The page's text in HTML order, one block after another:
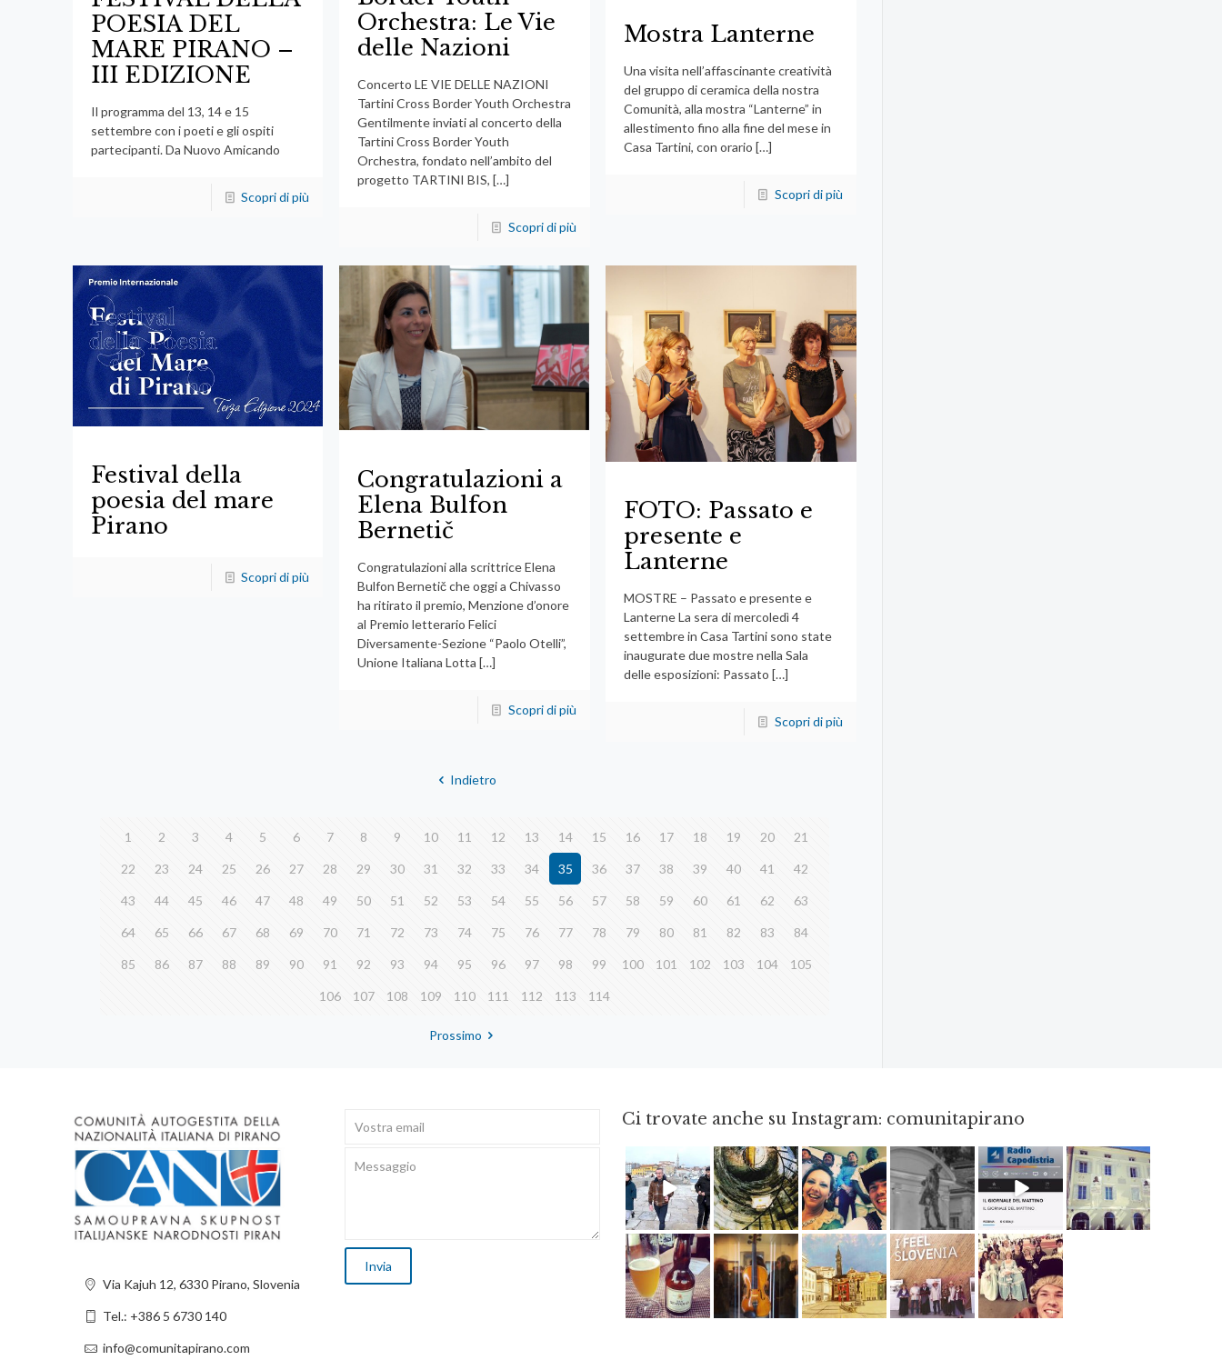
POESIA DEL
MARE PIRANO –
III EDIZIONE
Il programma del 13, 14 e 15
settembre con i poeti e gli ospiti
partecipanti. Da Nuovo Amicando
Scopri di più
Orchestra: Le Vie
delle Nazioni
Concerto LE VIE DELLE NAZIONI
Tartini Cross Border Youth Orchestra
Gentilmente inviati al concerto della
Tartini Cross Border Youth
Orchestra, fondato nell’ambito del
progetto TARTINI BIS, […]
Scopri di più
Mostra Lanterne
Una visita nell’affascinante creatività
del gruppo di ceramica della nostra
Comunità, alla mostra “Lanterne” in
allestimento fino alla fine del mese in
Casa Tartini, con orario […]
Scopri di più
Festival della
poesia del mare
Pirano
Scopri di più
Congratulazioni a
Elena Bulfon
Bernetič
Congratulazioni alla scrittrice Elena
Bulfon Bernetič che oggi a Chivasso
ha ritirato il premio, Menzione d’onore
al Premio letterario Felici
Diversamente-Sezione “Paolo Otelli”,
Unione Italiana Lotta […]
Scopri di più
FOTO: Passato e
presente e
Lanterne
MOSTRE – Passato e presente e
Lanterne La sera di mercoledì 4
settembre in Casa Tartini sono state
inaugurate due mostre nella Sala
delle esposizioni: Passato […]
Scopri di più
Indietro
1 2 3 4 5 6 7 8 9 10 11 12 13 14 15 16 17 18 19 20 21
22 23 24 25 26 27 28 29 30 31 32 33 34 35 36 37 38 39 40 41 42
43 44 45 46 47 48 49 50 51 52 53 54 55 56 57 58 59 60 61 62 63
64 65 66 67 68 69 70 71 72 73 74 75 76 77 78 79 80 81 82 83 84
85 86 87 88 89 90 91 92 93 94 95 96 97 98 99 100 101 102 103 104 105
106 107 108 109 110 111 112 113 114
Prossimo
Via Kajuh 12, 6330 Pirano, Slovenia
Tel.: +386 5 6730 140
info@comunitapirano.com
Ci trovate anche su Instagram: comunitapirano
Feb 16 Ago 3 Mag 23 Apr 18 Dic 14 Apr 3
Giu 3 Apr 8 Giu 12 Mag 2 Mag 15